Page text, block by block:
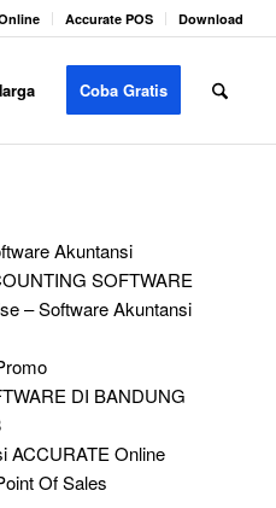
Accurate POS Download
Coba Gratis
Akuntansi
SOFTWARE
– Software Akuntansi
DI BANDUNG
ACCURATE Online
Of Sales